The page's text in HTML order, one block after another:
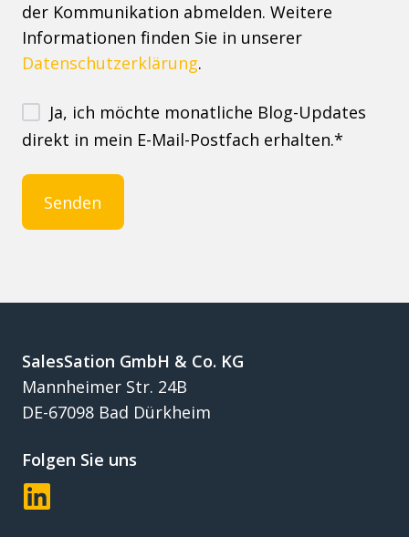
der Kommunikation abmelden. Weitere
Informationen finden Sie in unserer
Datenschutzerklärung.
Ja, ich möchte monatliche Blog-Updates
direkt in mein E-Mail-Postfach erhalten.*
SalesSation GmbH & Co. KG
Mannheimer Str. 24B
DE-67098 Bad Dürkheim
Folgen Sie uns